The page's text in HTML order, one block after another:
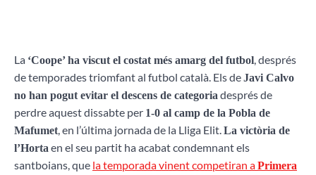
La ‘Coope’ ha viscut el costat més amarg del futbol, després
de temporades triomfant al futbol català. Els deJavi Calvo
no han pogut evitar el descens de categoria després de
perdre aquest dissabte per 1-0 al camp de la Pobla de
Mafumet, en l’última jornada de la Lliga Elit.La victòria de
l’Horta en el seu partit ha acabat condemnant els
santboians, que la temporada vinent competiran aPrimera